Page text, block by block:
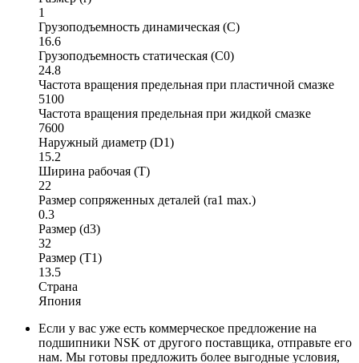
1
Грузоподъемность динамическая (C)
16.6
Грузоподъемность статическая (C0)
24.8
Частота вращения предельная при пластичной смазке
5100
Частота вращения предельная при жидкой смазке
7600
Наружный диаметр (D1)
15.2
Ширина рабочая (T)
22
Размер сопряженных деталей (ra1 max.)
0.3
Размер (d3)
32
Размер (T1)
13.5
Страна
Япония
Если у вас уже есть коммерческое предложение на
подшипники NSK от другого поставщика, отправьте его
нам. Мы готовы предложить более выгодные условия,